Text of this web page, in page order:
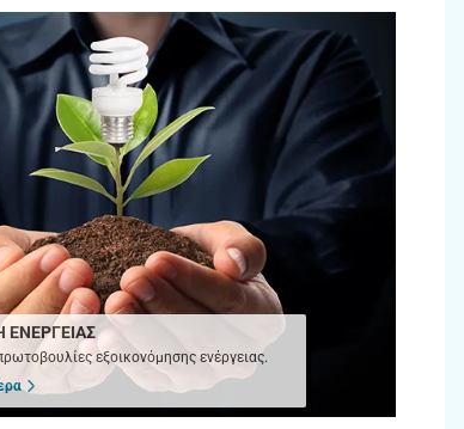
εξοικονόμησης ενέργειας.